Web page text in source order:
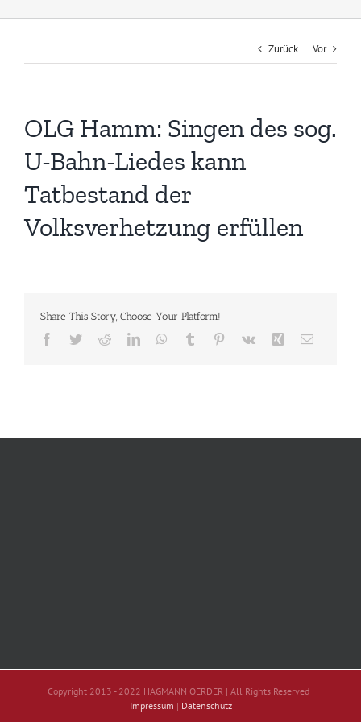
Zurück Vor
OLG Hamm: Singen des sog.
U-Bahn-Liedes kann
Tatbestand der
Volksverhetzung erfüllen
Share This Story, Choose Your Platform!
Facebook
TwitterRedditLinkedInWhatsApp
Tumblr Pinterest
Vk Xing E-
Copyright 2013 - 2022 HAGMANN OERDER | All Rights Reserved |
Impressum | Datenschutz